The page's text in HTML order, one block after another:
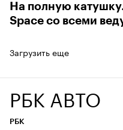
На полную
Space со всеми
Загрузить еще
РБК АВТО
РБК